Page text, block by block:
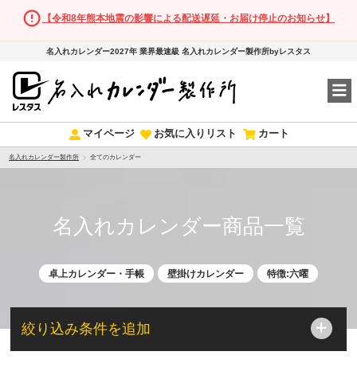
【令和8年熊本地震の影響による配送遅延・お届け停止のお知らせ】
名入れカレンダー2027年 業界最速級 名入れカレンダー製作所byレスタス
マイページ お気に入りリスト カート
名入れカレンダー製作所 全てのカレンダー
名入れカレンダー商品一覧
卓上カレンダー・手帳 壁掛けカレンダー 特徴:六曜
絞り込み条件を追加